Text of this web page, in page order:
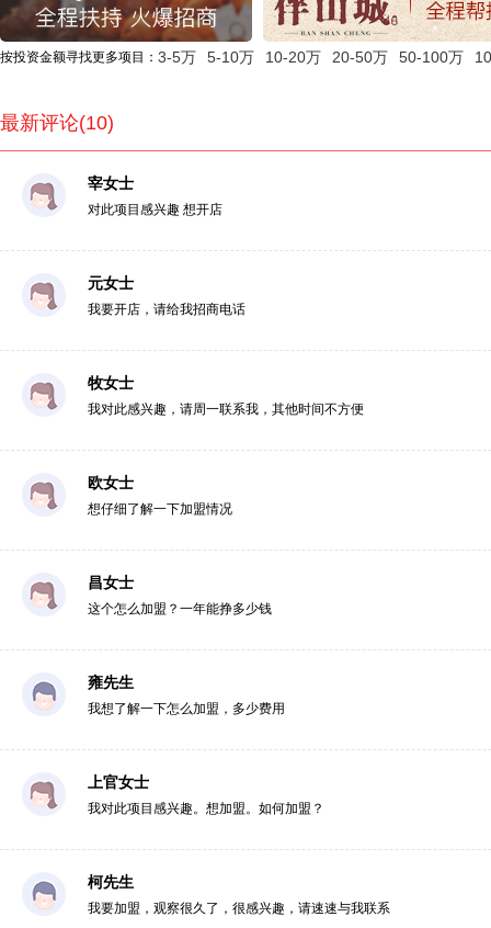
按投资金额寻找更多项目： 3-5万 5-10万 10-20万 20-50万 50-100万
最新评论(10)
宰女士
对此项目感兴趣 想开店
元女士
我要开店，请给我招商电话
牧女士
我对此感兴趣，请周一联系我，其他时间不方便
欧女士
想仔细了解一下加盟情况
昌女士
这个怎么加盟？一年能挣多少钱
雍先生
我想了解一下怎么加盟，多少费用
上官女士
我对此项目感兴趣。想加盟。如何加盟？
柯先生
我要加盟，观察很久了，很感兴趣，请速速与我联系